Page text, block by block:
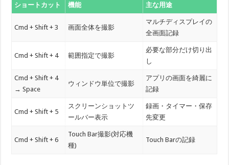
ショートカット 機能 主な用途
Cmd + Shift + 3 画面全体を撮影
マルチディスプレイの
全画面記録
Cmd + Shift + 4 範囲指定で撮影
必要な部分だけ切り出
し
Cmd + Shift + 4
→ Space
ウィンドウ単位で撮影
アプリの画面を綺麗に
記録
Cmd + Shift + 5
スクリーンショットツ
ールバー表示
録画・タイマー・保存
先変更
Cmd + Shift + 6
Touch Bar撮影(対応機
種)
Touch Barの記録